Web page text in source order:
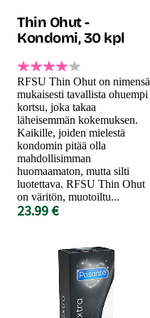
Thin Ohut -
Kondomi, 30 kpl
RFSU Thin Ohut on nimensä
mukaisesti tavallista ohuempi
kortsu, joka takaa
läheisemmän kokemuksen.
Kaikille, joiden mielestä
kondomin pitää olla
mahdollisimman
huomaamaton, mutta silti
luotettava. RFSU Thin Ohut
on väritön, muotoiltu...
23.99 €